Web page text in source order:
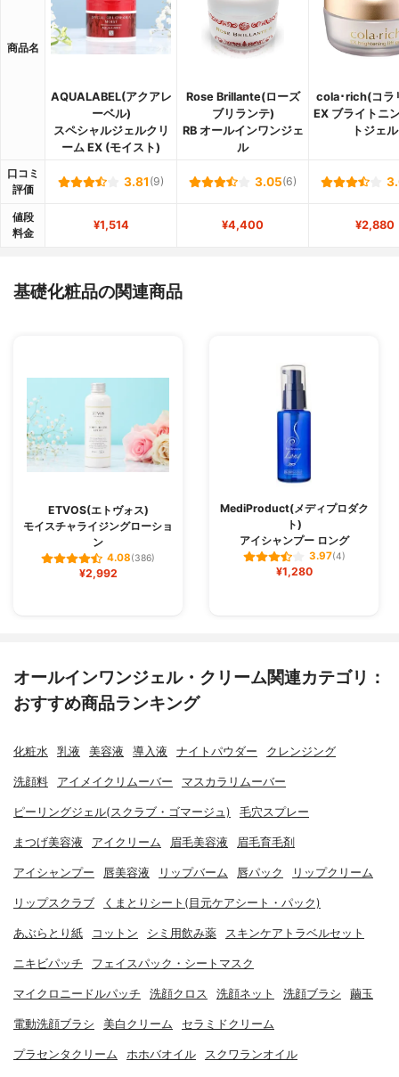
商品名
AQUALABEL(アクアレ
ーベル)
スペシャルジェルクリ
ーム EX (モイスト)
Rose Brillante(ローズ
ブリランテ)
RB オールインワンジェ
ル
cola･rich(コラ
EX ブライトニ
トジェル
口コミ
評価
3.81 (9) 3.05(6)
値段
料金
¥1,514 ¥4,400 ¥2,880
基礎化粧品の関連商品
ETVOS(エトヴォス)
モイスチャライジングローショ
ン
4.08(386)
¥2,992
MediProduct(メディプロダク
ト)
アイシャンプー ロング
3.97(4)
¥1,280
オールインワンジェル・クリーム関連カテゴリ：
おすすめ商品ランキング
化粧水 乳液 美容液 導入液 ナイトパウダー クレンジング
洗顔料 アイメイクリムーバー マスカラリムーバー
ピーリングジェル(スクラブ・ゴマージュ) 毛穴スプレー
まつげ美容液 アイクリーム 眉毛美容液 眉毛育毛剤
アイシャンプー 唇美容液 リップバーム 唇パック リップクリーム
リップスクラブ くまとりシート(目元ケアシート・パック)
あぶらとり紙 コットン シミ用飲み薬 スキンケアトラベルセット
ニキビパッチ フェイスパック・シートマスク
マイクロニードルパッチ 洗顔クロス 洗顔ネット 洗顔ブラシ 繭玉
電動洗顔ブラシ 美白クリーム セラミドクリーム
プラセンタクリーム ホホバオイル スクワランオイル